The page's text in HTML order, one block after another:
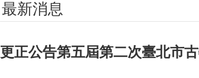
最新消息
更正公告第五屆第二次臺北市